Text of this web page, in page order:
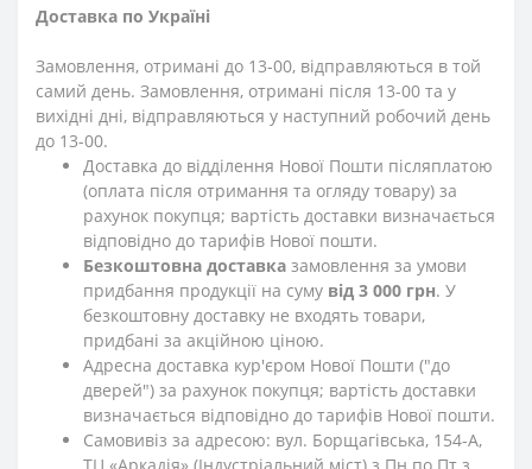
Доставка по Україні
Замовлення, отримані до 13-00, відправляються в той
самий день. Замовлення, отримані після 13-00 та у
вихідні дні, відправляються у наступний робочий день
до 13-00.
Доставка до відділення Нової Пошти післяплатою
(оплата після отримання та огляду товару) за
рахунок покупця; вартість доставки визначається
відповідно до тарифів Нової пошти.
Безкоштовна доставка замовлення за умови
придбання продукції на суму від 3 000 грн. У
безкоштовну доставку не входять товари,
придбані за акційною ціною.
Адресна доставка кур'єром Нової Пошти ("до
дверей") за рахунок покупця; вартість доставки
визначається відповідно до тарифів Нової пошти.
Самовивіз за адресою: вул. Борщагівська, 154-А,